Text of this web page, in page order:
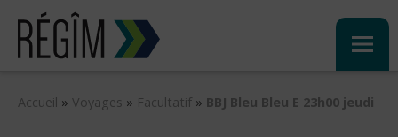
Sauter
contenu
Accueil » Voyages » Facultatif » BBJ Bleu Bleu E 23h00 jeudi